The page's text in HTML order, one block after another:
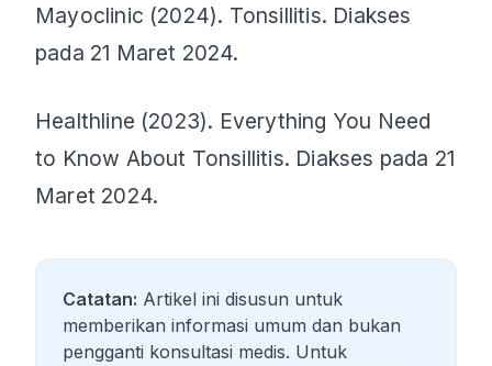
Mayoclinic (2024). Tonsillitis. Diakses
pada 21 Maret 2024.
Healthline (2023). Everything You Need
to Know About Tonsillitis. Diakses pada 21
Maret 2024.
Catatan: Artikel ini disusun untuk
memberikan informasi umum dan bukan
pengganti konsultasi medis. Untuk